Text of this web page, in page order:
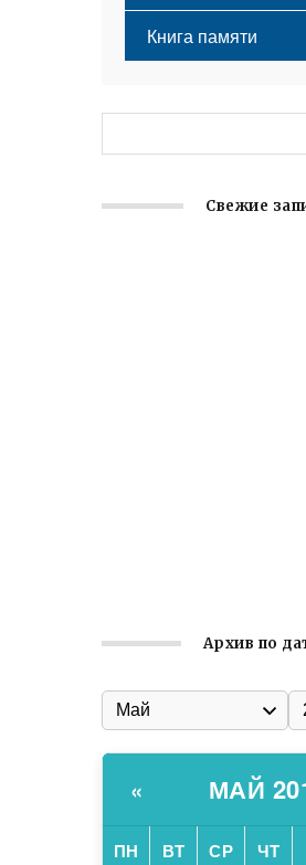
Книга памяти
Свежие
Архив по
« МАЙ
ПН ВТ СР ЧТ